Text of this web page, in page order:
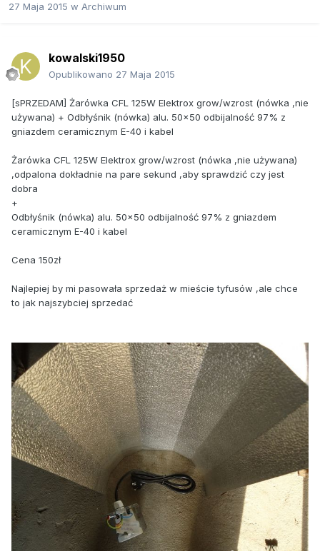
27 Maja 2015 w Archiwum
kowalski1950
Opublikowano 27 Maja 2015
[sPRZEDAM] Żarówka CFL 125W Elektrox grow/wzrost (nówka ,nie
używana) + Odbłyśnik (nówka) alu. 50x50 odbijalność 97% z
gniazdem ceramicznym E-40 i kabel
Żarówka CFL 125W Elektrox grow/wzrost (nówka ,nie używana)
,odpalona dokładnie na pare sekund ,aby sprawdzić czy jest
dobra
+
Odbłyśnik (nówka) alu. 50x50 odbijalność 97% z gniazdem
ceramicznym E-40 i kabel
Cena 150zł
Najlepiej by mi pasowała sprzedaż w mieście tyfusów ,ale chce
to jak najszybciej sprzedać